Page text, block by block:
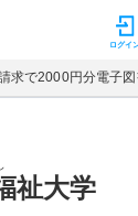
ン ログイ
求で2000円分電子
祉大学